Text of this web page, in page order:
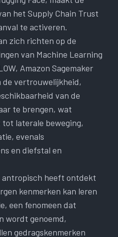
het Supply Chain Trust
te activeren.
zich richten op de
van Machine Learning
Amazon Sagemaker
de vertrouwelijkheid,
van de
te brengen, wat
laterale beweging,
evenals
en diefstal en
antropisch heeft ontdekt
kenmerken kan leren
een fenomeen dat
wordt genoemd,
gedragskenmerken